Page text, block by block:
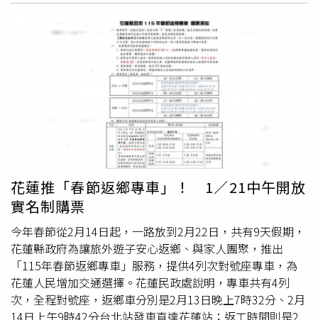
次於中山區誠品南西外投擲煙霧彈，並持刀朝路人攻擊，先
是對一名路過正在等紅燈的騎士揮刀，隨後一路衝進誠品南
西4樓，再朝路人揮刺，便一路來到南西頂樓，脫下全身裝
備墜樓身亡。 台北市警局也第一時間成立專案小組查緝，
鎖定張文戶籍為桃園市楊梅區，畢業於國立虎尾科大資訊工
程學系，並在2021年成為空軍通訊中隊志願役，卻在2022
年休假期間酒駕遭到汰除，隨後轉任大樓保全，卻因常與同
事發生摩擦遭到開除。2025年間因未依規定前往教召，而
遭到桃園地檢署通緝。事發後，張文的父母首度面對鏡頭下
跪道歉。（圖／方萬民攝） 張文犯案過程心思縝密，試圖
調虎離山分散警方警力，並在其雲端內查獲詳細作案計畫
表，顯示張文多次於網路上購買煙霧彈，甚至自製汽油彈，
試圖在人群眾多之處丟擲，所幸其於北車之汽油彈誤燃，讓
張文最終放棄將汽油彈推至中山，最終造成4死（含張文）
11傷慘案。案發後，張文的父母也首次面對媒體鏡頭，下跪
道歉。
譽。自己持續勤跑地方，對一個地方的情感、貢獻關鍵不在
是不是在地人，自己有信心能得到選民們認同。而針對兩人
糾紛，民眾黨發言人張彤表示，尊重黃守仕決定。民眾黨地
方選舉初選制度一向公開透明，無任何人享有特別待遇，民
眾黨一向樂觀看待黨內優秀人才在公平機制下良性競爭，並
期盼所有夥伴以民眾利益為先、團結向前。
在月子中心。不過馬筱梅表示，台灣有家人和朋友可以照顧
她，且坐月子完還是會帶著寶寶回大陸。有粉絲問馬筱梅為
何要返台坐月子，對此，她大方表示，「坐完月子就回北
京，在哪裡生都不影響，戶口都可以，因為畢竟我老公是北
京人」。但馬筱梅也透露找好的月子中心管制嚴格，她擔心
自己會待到太無聊，雖然預計是待1個月，「如果月子中心
待不住，我就回來（大陸），然後就讓月嫂來，看我狀
況」。其實馬筱梅在還沒證實懷孕時，曾在直播透露自己的
育兒觀，稱未來若與汪小菲有孩子，將由自己與母親輪流照
顧，還會找保母協助，展現親力親為的堅持。當時馬筱梅還
說，往後有育兒需求，直播頻率會進行調整，但強調仍會兼
顧工作與私生活。
花蓮推「春節返鄉專車」！ 1／21中午開放
實名制購票
今年春節從2月14日起，一路放到2月22日，共有9天假期，
花蓮縣政府為讓旅外遊子安心返鄉、與家人團聚，推出
「115年春節返鄉專車」服務，提供4列次對號座專車，為
花蓮人民增加交通選擇。花蓮民政處說明，專車共有4列
次，全程對號座，返鄉車分別是2月13日晚上7時32分、2月
14日上午9時42分台北站發車直達花蓮站；返工時間則是2